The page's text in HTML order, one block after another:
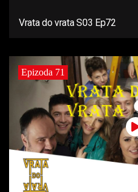
Vrata do vrata S03 Ep72
Epizoda 71